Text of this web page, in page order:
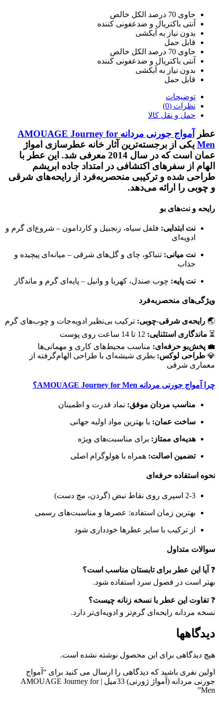
حاوی 70 درصد الکل خالص
آنتی باکتریال و ضدعفونی کننده
بدون نیاز به آبکشی
قابل حمل
حاوی 70 درصد الکل خالص
آنتی باکتریال و ضدعفونی کننده
بدون نیاز به آبکشی
قابل حمل
توضیحات
نظرات (0)
حمل و نقل کالا
عطر آمواج جورنی مردانه AMOUAGE Journey for
Men یکی از برجسته‌ترین آثار خانه عطرسازی امواژ
عمان است که در سال 2014 معرفی شد. این عطر با
الهام از سفرهای اکتشافی در امتداد جاده ابریشم
طراحی شده و ترکیبی منحصربه‌فرد از رایحه‌های شرقی
و چوبی را ارائه می‌دهد.
رایحه و نت‌های بو
نت ابتدایی: فلفل سیاه، زنجبیل و کاردامون – شروع‌ای گرم و
ادویه‌ای
نت میانی: تنباکو، چای و گل‌های شرقی – میانه‌ای پیچیده و
جذاب
نت پایه: چوب صندل، کهربا و وانیل – پایه‌ای گرم و ماندگار
ویژگی‌های منحصربه‌فرد
🌏 رایحه‌ی شرقی-چوبی: ترکیب بی‌نظیر ادویه‌جات و چوب‌های گرم
⏳ ماندگاری استثنایی:
💼 پخش‌بو حرفه‌ای: مناسب محیط‌های کاری و مهمانی‌ها
💎 طراحی لوکس: بطری شیشه‌ای با طراحی الهام‌گرفته از
معماری شرقی
چرا آمواج جورنی مردانه AMOUAGE Journey for Men؟
مناسب مردان موفق: نماد قدرت و اطمینان
ساخت عمان: با بهترین مواد اولیه جهانی
هدیه‌ای ممتاز: برای مناسبت‌های ویژه
تضمین اصالت: همراه با هولوگرام اصلی
نحوه استفاده حرفه‌ای
2-3 اسپری روی نقاط نبض (گردن، مچ دست)
بهترین زمان استفاده: عصرها و مناسبت‌های رسمی
از ترکیب با سایر عطرها خودداری شود
سوالات متداول
❓ آیا این عطر برای تابستان مناسب است؟
بهتر است در فصول سرد استفاده شود.
❓تفاوت این عطر با نسخه زنانه چیست؟
نسخه مردانه رایحه‌ای گرم‌تر و ادویه‌ای‌تر دارد.
دیدگاهها
هیچ دیدگاهی برای این محصول نوشته نشده است.
اولین نفری باشید که دیدگاهی را ارسال می کنید برای “آمواج
جورنی مردانه (آمواژ ژورنی) 33میل | AMOUAGE Journey for
Men”